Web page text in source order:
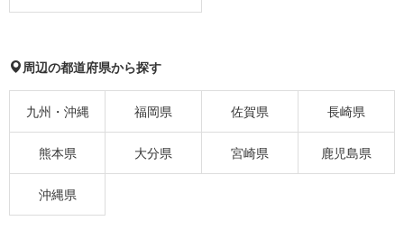
周辺の都道府県から探す
九州・沖縄 福岡県 佐賀県 長崎県
熊本県 大分県 宮崎県 鹿児島県
沖縄県